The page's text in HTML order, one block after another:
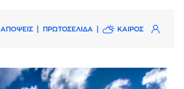
ΑΠΟΨΕΙΣ ΠΡΩΤΟΣΕΛΙΔΑ ΚΑΙΡΟΣ